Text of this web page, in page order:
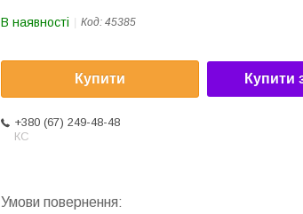
В наявності Код: 45385
Купити Купити
+380 (67) 249-48-48
КС